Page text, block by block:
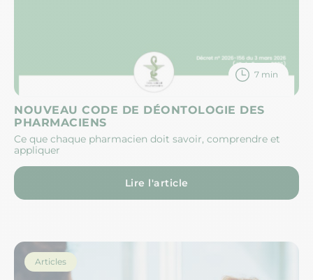
7 min
NOUVEAU CODE DE DÉONTOLOGIE DES
PHARMACIENS
Ce que chaque pharmacien doit savoir, comprendre et
appliquer
Lire l'article
Articles